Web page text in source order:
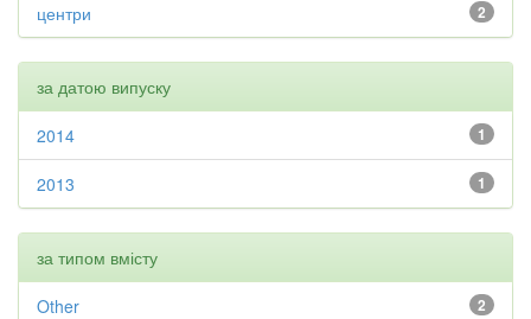
2
центри
за датою випуску
1
2014
1
2013
за типом вмісту
2
Other